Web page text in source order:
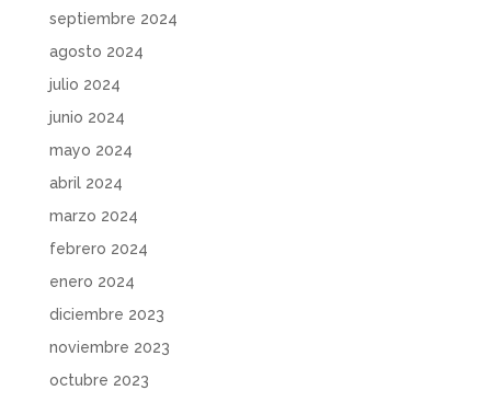
septiembre 2024
agosto 2024
julio 2024
junio 2024
mayo 2024
abril 2024
marzo 2024
febrero 2024
enero 2024
diciembre 2023
noviembre 2023
octubre 2023